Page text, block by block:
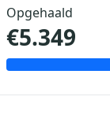
Opgehaald
€5.349